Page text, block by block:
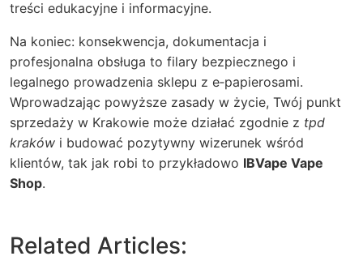
treści edukacyjne i informacyjne.
Na koniec: konsekwencja, dokumentacja i
profesjonalna obsługa to filary bezpiecznego i
legalnego prowadzenia sklepu z e‑papierosami.
Wprowadzając powyższe zasady w życie, Twój punkt
sprzedaży w Krakowie może działać zgodnie z tpd
kraków i budować pozytywny wizerunek wśród
klientów, tak jak robi to przykładowo IBVape Vape
Shop.
Related Articles: